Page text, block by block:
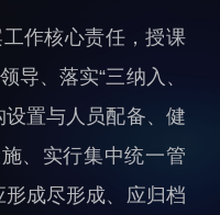
进榜YOUNG
育与健康
座信息
作核心责任，授课
导、落实“三纳入、
设置与人员配备、健
、实行集中统一管
形成尽形成、应归档